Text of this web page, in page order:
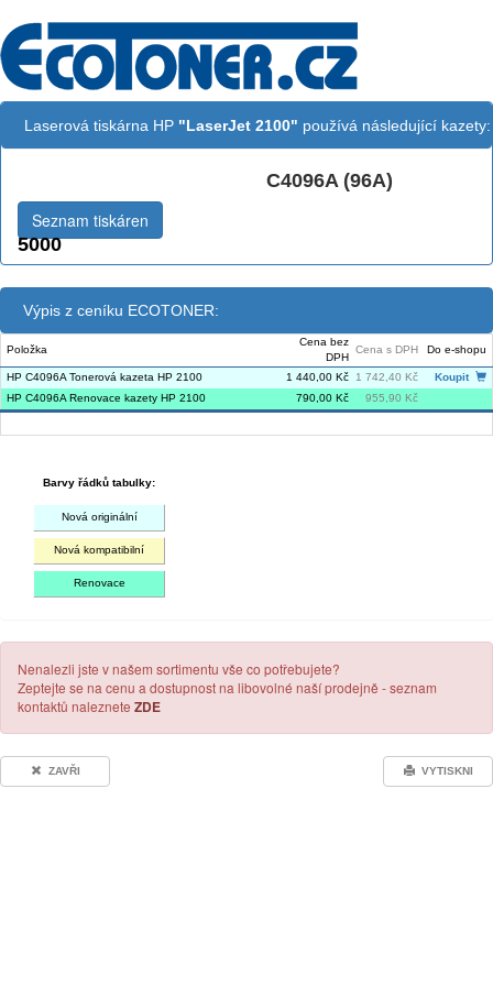
Laserová tiskárna HP "LaserJet 2100" používá následující kazety:
C4096A (96A)
5000
Seznam tiskáren
Výpis z ceníku ECOTONER:
Položka
Cena bez
DPH
Cena s DPH Do e-shopu
HP C4096A Tonerová kazeta HP 2100 1 440,00 Kč 1 742,40 Kč
Koupit
HP C4096A Renovace kazety HP 2100
790,00 Kč 955,90 Kč
Barvy řádků tabulky:
Nová originální
Nová kompatibilní
Renovace
Nenalezli jste v našem sortimentu vše co potřebujete?
Zeptejte se na cenu a dostupnost na libovolné naší prodejně - seznam
kontaktů naleznete ZDE
ZAVŘI VYTISKNI